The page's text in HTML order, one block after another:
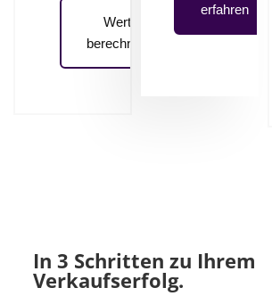
Wert
berechnen
erfahren
In 3 Schritten zu Ihrem
Verkaufserfolg.